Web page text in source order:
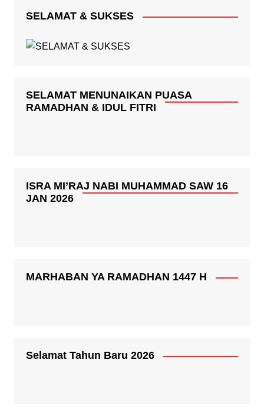
SELAMAT & SUKSES
SELAMAT MENUNAIKAN PUASA
RAMADHAN & IDUL FITRI
ISRA MI’RAJ NABI MUHAMMAD SAW 16
JAN 2026
MARHABAN YA RAMADHAN 1447 H
Selamat Tahun Baru 2026